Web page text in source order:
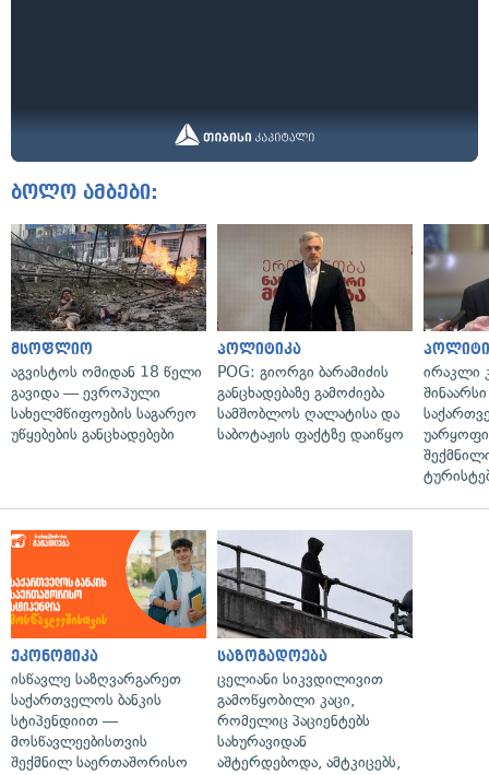
ბოლო ამბები:
მსოფლიო
აგვისტოს ომიდან 18 წელი
გავიდა — ევროპული
სახელმწიფოების საგარეო
უწყებების განცხადებები
პოლიტიკა
POG: გიორგი ბარამიძის
განცხადებაზე გამოძიება
სამშობლოს ღალატისა და
საბოტაჟის ფაქტზე დაიწყო
ირაკლი
ეკონომიკა
ისწავლე საზღვარგარეთ
საქართველოს ბანკის
სტიპენდიით —
მოსწავლეებისთვის
შექმნილ საერთაშორისო
საზოგადოება
ცელიანი სიკვდილივით
გამოწყობილი კაცი,
რომელიც პაციენტებს
სახურავიდან
აშტერდებოდა, ამტკიცებს,